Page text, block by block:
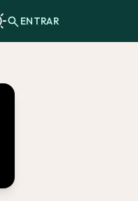
ENTRAR